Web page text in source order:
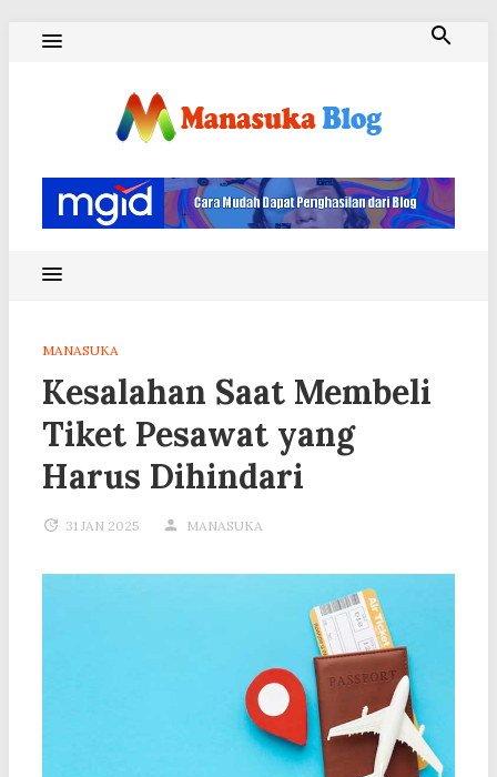
MANASUKA
Kesalahan Saat Membeli
Tiket Pesawat yang
Harus Dihindari
31 JAN 2025 MANASUKA